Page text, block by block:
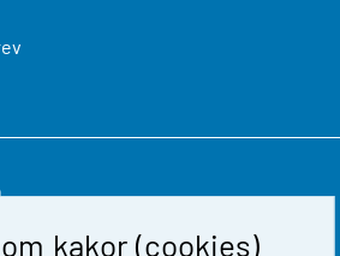
kakor (cookies)